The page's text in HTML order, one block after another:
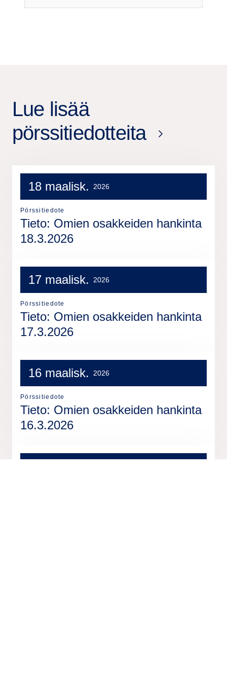
Lue lisää
pörssitiedotteita
18 maalisk. 2026
Pörssitiedote
Tieto: Omien osakkeiden hankinta
18.3.2026
17 maalisk. 2026
Pörssitiedote
Tieto: Omien osakkeiden hankinta
17.3.2026
16 maalisk. 2026
Pörssitiedote
Tieto: Omien osakkeiden hankinta
16.3.2026